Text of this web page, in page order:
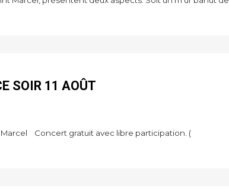
SOIR 11 AOÛT
Marcel Concert gratuit avec libre participation. (